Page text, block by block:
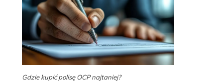
Gdzie kupić polisę OCP najtaniej?